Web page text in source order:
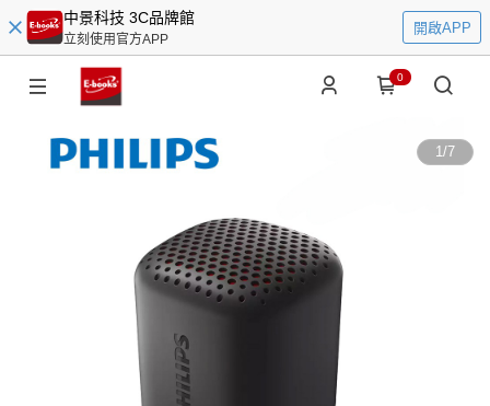
中景科技 3C品牌館
立刻使用官方APP
開啟APP
0
1/7